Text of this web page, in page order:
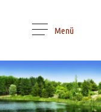
Menü